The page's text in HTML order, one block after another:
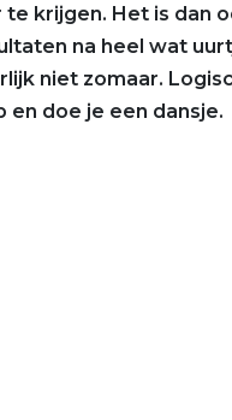
krijgen. Het is dan
na heel wat
niet zomaar.
en doe je een dansje.